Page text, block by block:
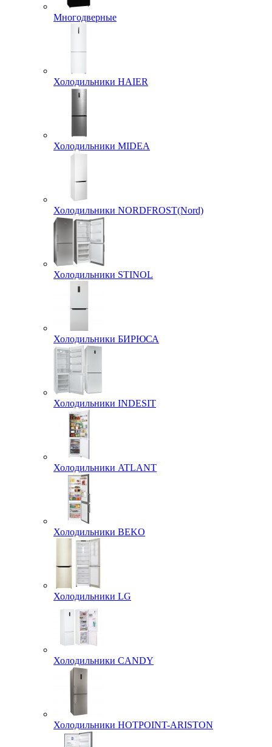
Многодверные
Холодильники HAIER
Холодильники MIDEA
Холодильники NORDFROST(Nord)
Холодильники STINOL
Холодильники БИРЮСА
Холодильники INDESIT
Холодильники ATLANT
Холодильники BEKO
Холодильники LG
Холодильники CANDY
Холодильники HOTPOINT-ARISTON